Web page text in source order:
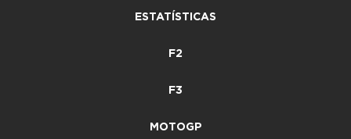
ESTATÍSTICAS
F2
F3
MOTOGP